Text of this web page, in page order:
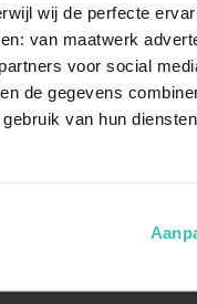
wij de perfecte
van maatwerk
voor social
de gegevens
van hun
Küche